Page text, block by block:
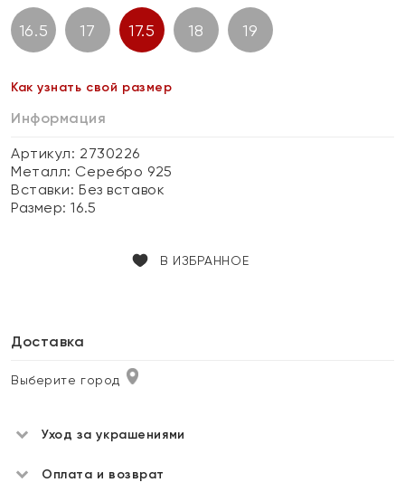
16.5 17 17.5 18 19
Как узнать свой размер
Информация
Артикул: 2730226
Металл: Серебро 925
Вставки:Без вставок
Размер:16.5
В ИЗБРАННОЕ
Доставка
Выберите город
Уход за украшениями
Оплата и возврат